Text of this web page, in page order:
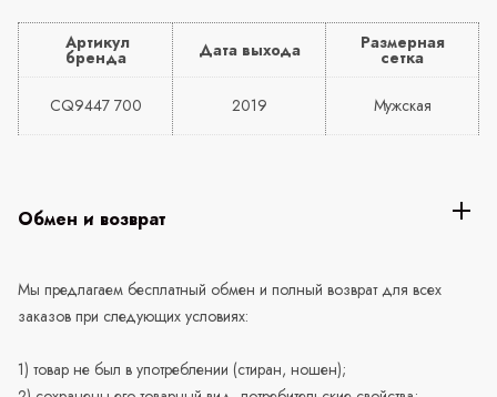
Артикул
бренда Дата выхода Размерная
сетка
CQ9447 700 2019 Мужская
Обмен и возврат
Мы предлагаем бесплатный обмен и полный возврат для всех
заказов при следующих условиях:
1) товар не был в употреблении (стиран, ношен);